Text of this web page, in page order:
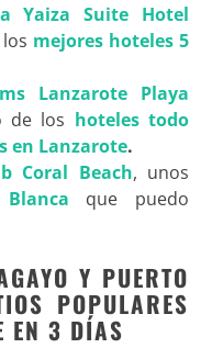
Yaiza Suite Hotel
mejores hoteles 5
Lanzarote Playa
de los hoteles todo
en Lanzarote.
Coral Beach, unos
que puedo
Y PUERTO
POPULARES
EN 3 DÍAS